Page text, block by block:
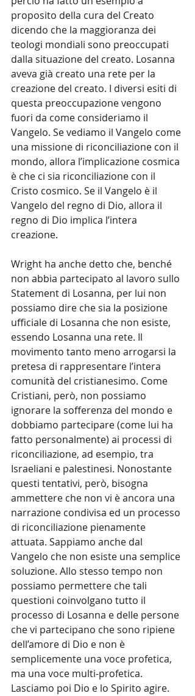
proposito della cura del Creato
dicendo che la maggioranza dei
teologi mondiali sono preoccupati
dalla situazione del creato. Losanna
aveva già creato una rete per la
creazione del creato. I diversi esiti di
questa preoccupazione vengono
fuori da come consideriamo il
Vangelo. Se vediamo il Vangelo come
una missione di riconciliazione con il
mondo, allora l’implicazione cosmica
è che ci sia riconciliazione con il
Cristo cosmico. Se il Vangelo è il
Vangelo del regno di Dio, allora il
regno di Dio implica l’intera
creazione.
Wright ha anche detto che, benché
non abbia partecipato al lavoro sullo
Statement di Losanna, per lui non
possiamo dire che sia la posizione
ufficiale di Losanna che non esiste,
essendo Losanna una rete. Il
movimento tanto meno arrogarsi la
pretesa di rappresentare l’intera
comunità del cristianesimo. Come
Cristiani, però, non possiamo
ignorare la sofferenza del mondo e
dobbiamo partecipare (come lui ha
fatto personalmente) ai processi di
riconciliazione, ad esempio, tra
Israeliani e palestinesi. Nonostante
questi tentativi, però, bisogna
ammettere che non vi è ancora una
narrazione condivisa ed un processo
di riconciliazione pienamente
attuata. Sappiamo anche dal
Vangelo che non esiste una semplice
soluzione. Allo stesso tempo non
possiamo permettere che tali
questioni coinvolgano tutto il
processo di Losanna e delle persone
che vi partecipano che sono ripiene
dell’amore di Dio e non è
semplicemente una voce profetica,
ma una voce multi-profetica.
Lasciamo poi Dio e lo Spirito agire.